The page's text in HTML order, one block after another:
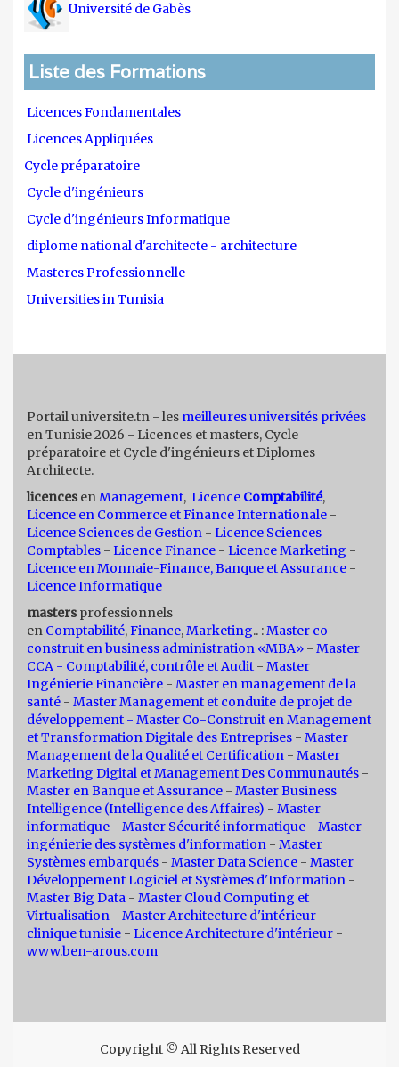
Université de Gabès
Liste des Formations
Licences Fondamentales
Licences Appliquées
Cycle préparatoire
Cycle d'ingénieurs
Cycle d'ingénieurs Informatique
diplome national d'architecte - architecture
Masteres Professionnelle
Universities in Tunisia
Portail universite.tn - les meilleures universités privées
en Tunisie 2026 - Licences et masters, Cycle
préparatoire et Cycle d'ingénieurs et Diplomes
Architecte.
licences enManagement, Licence Comptabilité,
Licence en Commerce et Finance Internationale -
Licence Sciences de Gestion - Licence Sciences
Comptables - Licence Finance - Licence Marketing -
Licence en Monnaie-Finance, Banque et Assurance -
Licence Informatique
masters professionnels
en Comptabilité,Finance,Marketing.. :Master co-
construit en business administration «MBA» - Master
CCA - Comptabilité, contrôle et Audit - Master
Ingénierie Financière - Master en management de la
santé - Master Management et conduite de projet de
développement - Master Co-Construit en Management
et Transformation Digitale des Entreprises - Master
Management de la Qualité et Certification - Master
Marketing Digital et Management Des Communautés -
Master en Banque et Assurance - Master Business
Intelligence (Intelligence des Affaires) - Master
informatique - Master Sécurité informatique - Master
ingénierie des systèmes d'information - Master
Systèmes embarqués - Master Data Science - Master
Développement Logiciel et Systèmes d'Information -
Master Big Data - Master Cloud Computing et
Virtualisation - Master Architecture d'intérieur -
clinique tunisie - Licence Architecture d'intérieur -
www.ben-arous.com
Copyright © All Rights Reserved